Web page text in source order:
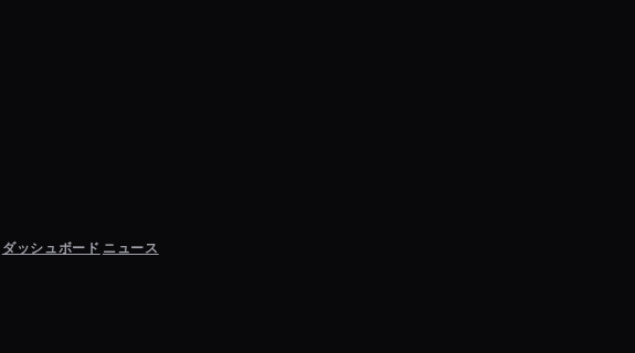
ダッシュボード ニュース